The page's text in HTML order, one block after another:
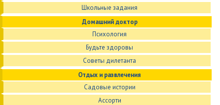
Школьные задания
Домашний доктор
Психология
Будьте здоровы
Советы дилетанта
Отдых и развлечения
Садовые истории
Ассорти